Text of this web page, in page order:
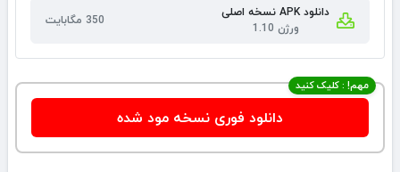
دانلود APK نسخه اصلی
ورژن 1.10
350 مگابایت
مهم! : کلیک کنید
دانلود فوری نسخه مود شده